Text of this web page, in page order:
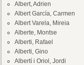
Albert, Adrien
Albert García, Carmen
Albert Varela, Mireia
Alberte, Montse
Alberti, Rafael
Alberti, Gino
Albertí i Oriol, Jordi